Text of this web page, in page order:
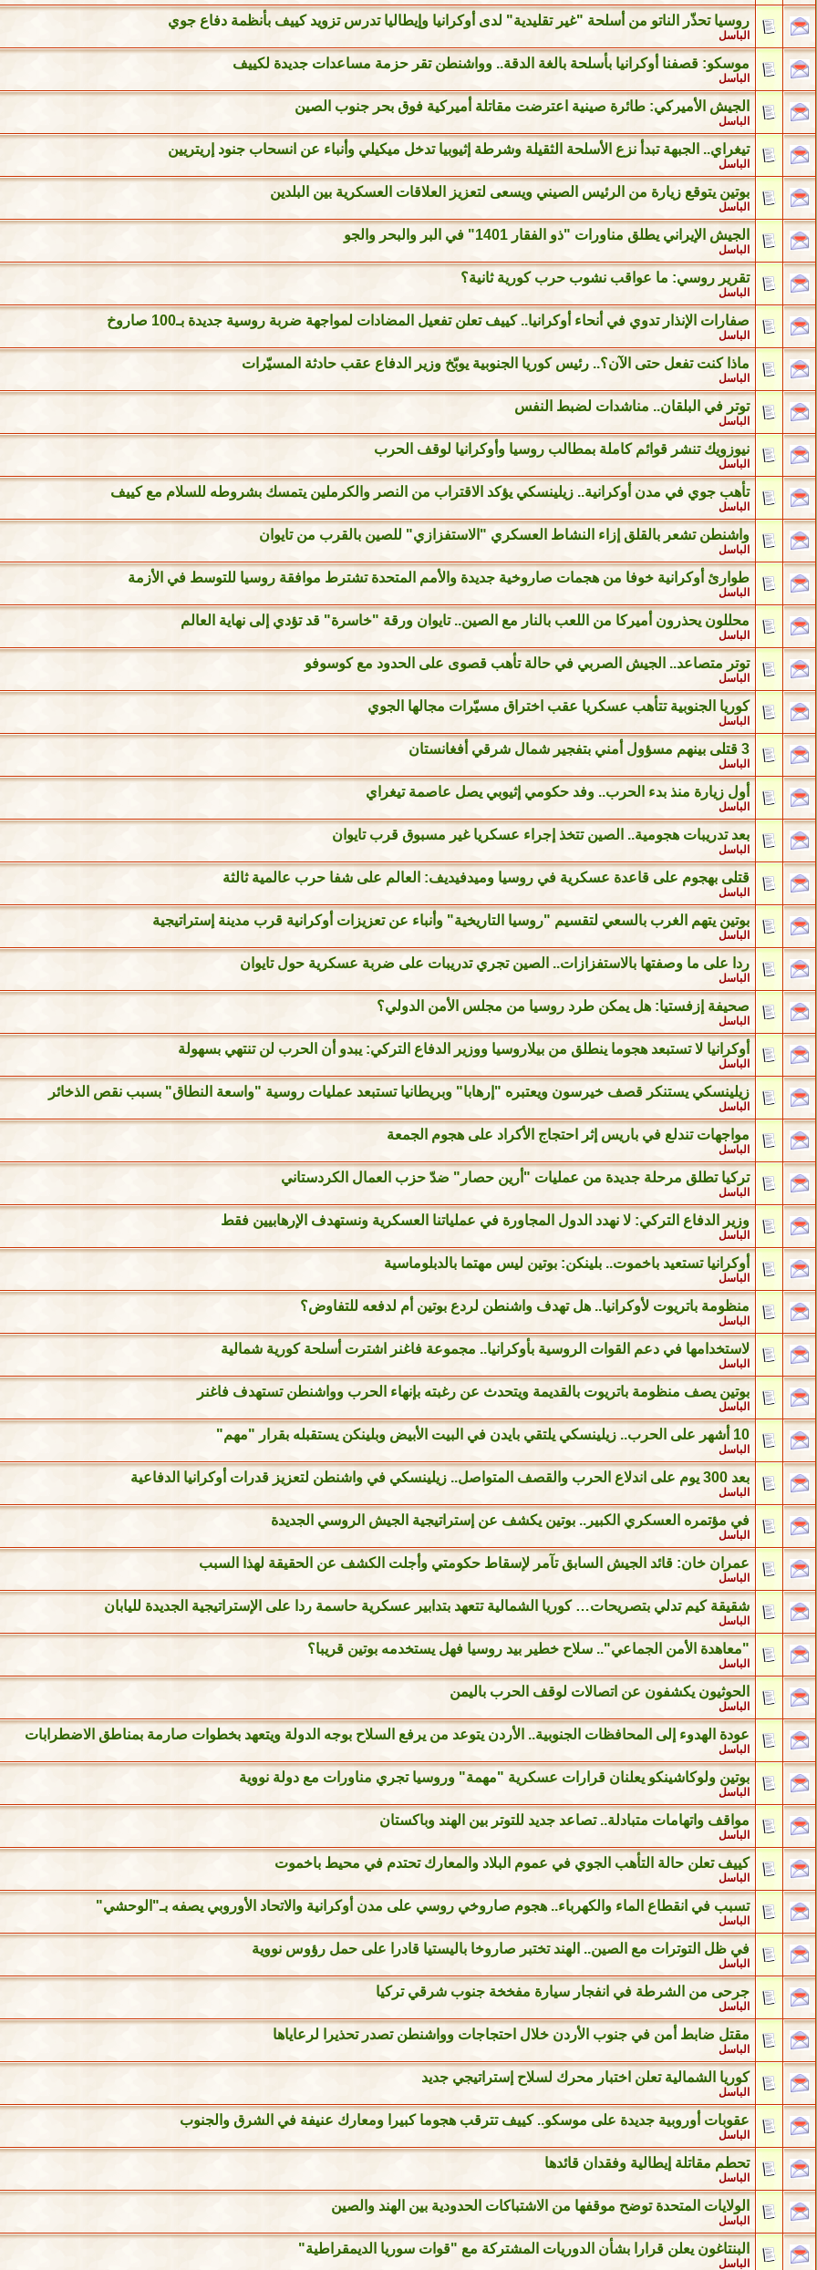
روسيا تحذّر الناتو من أسلحة "غير تقليدية" لدى أوكرانيا وإيطاليا تدرس تزويد كييف بأنظمة دفاع جوي
الباسل
موسكو: قصفنا أوكرانيا بأسلحة بالغة الدقة.. وواشنطن تقر حزمة مساعدات جديدة لكييف
الباسل
الجيش الأميركي: طائرة صينية اعترضت مقاتلة أميركية فوق بحر جنوب الصين
الباسل
تيغراي.. الجبهة تبدأ نزع الأسلحة الثقيلة وشرطة إثيوبيا تدخل ميكيلي وأنباء عن انسحاب جنود إريتريين
الباسل
بوتين يتوقع زيارة من الرئيس الصيني ويسعى لتعزيز العلاقات العسكرية بين البلدين
الباسل
الجيش الإيراني يطلق مناورات "ذو الفقار 1401" في البر والبحر والجو
الباسل
تقرير روسي: ما عواقب نشوب حرب كورية ثانية؟
الباسل
صفارات الإنذار تدوي في أنحاء أوكرانيا.. كييف تعلن تفعيل المضادات لمواجهة ضربة روسية جديدة بـ100 صاروخ
الباسل
ماذا كنت تفعل حتى الآن؟.. رئيس كوريا الجنوبية يوبّخ وزير الدفاع عقب حادثة المسيّرات
الباسل
توتر في البلقان.. مناشدات لضبط النفس
الباسل
نيوزويك تنشر قوائم كاملة بمطالب روسيا وأوكرانيا لوقف الحرب
الباسل
تأهب جوي في مدن أوكرانية.. زيلينسكي يؤكد الاقتراب من النصر والكرملين يتمسك بشروطه للسلام مع كييف
الباسل
واشنطن تشعر بالقلق إزاء النشاط العسكري "الاستفزازي" للصين بالقرب من تايوان
الباسل
طوارئ أوكرانية خوفا من هجمات صاروخية جديدة والأمم المتحدة تشترط موافقة روسيا للتوسط في الأزمة
الباسل
محللون يحذرون أميركا من اللعب بالنار مع الصين.. تايوان ورقة "خاسرة" قد تؤدي إلى نهاية العالم
الباسل
توتر متصاعد.. الجيش الصربي في حالة تأهب قصوى على الحدود مع كوسوفو
الباسل
كوريا الجنوبية تتأهب عسكريا عقب اختراق مسيّرات مجالها الجوي
الباسل
3 قتلى بينهم مسؤول أمني بتفجير شمال شرقي أفغانستان
الباسل
أول زيارة منذ بدء الحرب.. وفد حكومي إثيوبي يصل عاصمة تيغراي
الباسل
بعد تدريبات هجومية.. الصين تتخذ إجراء عسكريا غير مسبوق قرب تايوان
الباسل
قتلى بهجوم على قاعدة عسكرية في روسيا وميدفيديف: العالم على شفا حرب عالمية ثالثة
الباسل
بوتين يتهم الغرب بالسعي لتقسيم "روسيا التاريخية" وأنباء عن تعزيزات أوكرانية قرب مدينة إستراتيجية
الباسل
ردا على ما وصفتها بالاستفزازات.. الصين تجري تدريبات على ضربة عسكرية حول تايوان
الباسل
صحيفة إزفستيا: هل يمكن طرد روسيا من مجلس الأمن الدولي؟
الباسل
أوكرانيا لا تستبعد هجوما ينطلق من بيلاروسيا ووزير الدفاع التركي: يبدو أن الحرب لن تنتهي بسهولة
الباسل
زيلينسكي يستنكر قصف خيرسون ويعتبره "إرهابا" وبريطانيا تستبعد عمليات روسية "واسعة النطاق" بسبب نقص الذخائر
الباسل
مواجهات تندلع في باريس إثر احتجاج الأكراد على هجوم الجمعة
الباسل
تركيا تطلق مرحلة جديدة من عمليات "أرين حصار" ضدّ حزب العمال الكردستاني
الباسل
وزير الدفاع التركي: لا نهدد الدول المجاورة في عملياتنا العسكرية ونستهدف الإرهابيين فقط
الباسل
أوكرانيا تستعيد باخموت.. بلينكن: بوتين ليس مهتما بالدبلوماسية
الباسل
منظومة باتريوت لأوكرانيا.. هل تهدف واشنطن لردع بوتين أم لدفعه للتفاوض؟
الباسل
لاستخدامها في دعم القوات الروسية بأوكرانيا.. مجموعة فاغنر اشترت أسلحة كورية شمالية
الباسل
بوتين يصف منظومة باتريوت بالقديمة ويتحدث عن رغبته بإنهاء الحرب وواشنطن تستهدف فاغنر
الباسل
10 أشهر على الحرب.. زيلينسكي يلتقي بايدن في البيت الأبيض وبلينكن يستقبله بقرار "مهم"
الباسل
بعد 300 يوم على اندلاع الحرب والقصف المتواصل.. زيلينسكي في واشنطن لتعزيز قدرات أوكرانيا الدفاعية
الباسل
في مؤتمره العسكري الكبير.. بوتين يكشف عن إستراتيجية الجيش الروسي الجديدة
الباسل
عمران خان: قائد الجيش السابق تآمر لإسقاط حكومتي وأجلت الكشف عن الحقيقة لهذا السبب
الباسل
شقيقة كيم تدلي بتصريحات… كوريا الشمالية تتعهد بتدابير عسكرية حاسمة ردا على الإستراتيجية الجديدة لليابان
الباسل
"معاهدة الأمن الجماعي".. سلاح خطير بيد روسيا فهل يستخدمه بوتين قريبا؟
الباسل
الحوثيون يكشفون عن اتصالات لوقف الحرب باليمن
الباسل
عودة الهدوء إلى المحافظات الجنوبية.. الأردن يتوعد من يرفع السلاح بوجه الدولة ويتعهد بخطوات صارمة بمناطق الاضطرابات
الباسل
بوتين ولوكاشينكو يعلنان قرارات عسكرية "مهمة" وروسيا تجري مناورات مع دولة نووية
الباسل
مواقف واتهامات متبادلة.. تصاعد جديد للتوتر بين الهند وباكستان
الباسل
كييف تعلن حالة التأهب الجوي في عموم البلاد والمعارك تحتدم في محيط باخموت
الباسل
تسبب في انقطاع الماء والكهرباء.. هجوم صاروخي روسي على مدن أوكرانية والاتحاد الأوروبي يصفه بـ"الوحشي"
الباسل
في ظل التوترات مع الصين.. الهند تختبر صاروخا باليستيا قادرا على حمل رؤوس نووية
الباسل
جرحى من الشرطة في انفجار سيارة مفخخة جنوب شرقي تركيا
الباسل
مقتل ضابط أمن في جنوب الأردن خلال احتجاجات وواشنطن تصدر تحذيرا لرعاياها
الباسل
كوريا الشمالية تعلن اختبار محرك لسلاح إستراتيجي جديد
الباسل
عقوبات أوروبية جديدة على موسكو.. كييف تترقب هجوما كبيرا ومعارك عنيفة في الشرق والجنوب
الباسل
تحطم مقاتلة إيطالية وفقدان قائدها
الباسل
الولايات المتحدة توضح موقفها من الاشتباكات الحدودية بين الهند والصين
الباسل
البنتاغون يعلن قرارا بشأن الدوريات المشتركة مع "قوات سوريا الديمقراطية"
الباسل